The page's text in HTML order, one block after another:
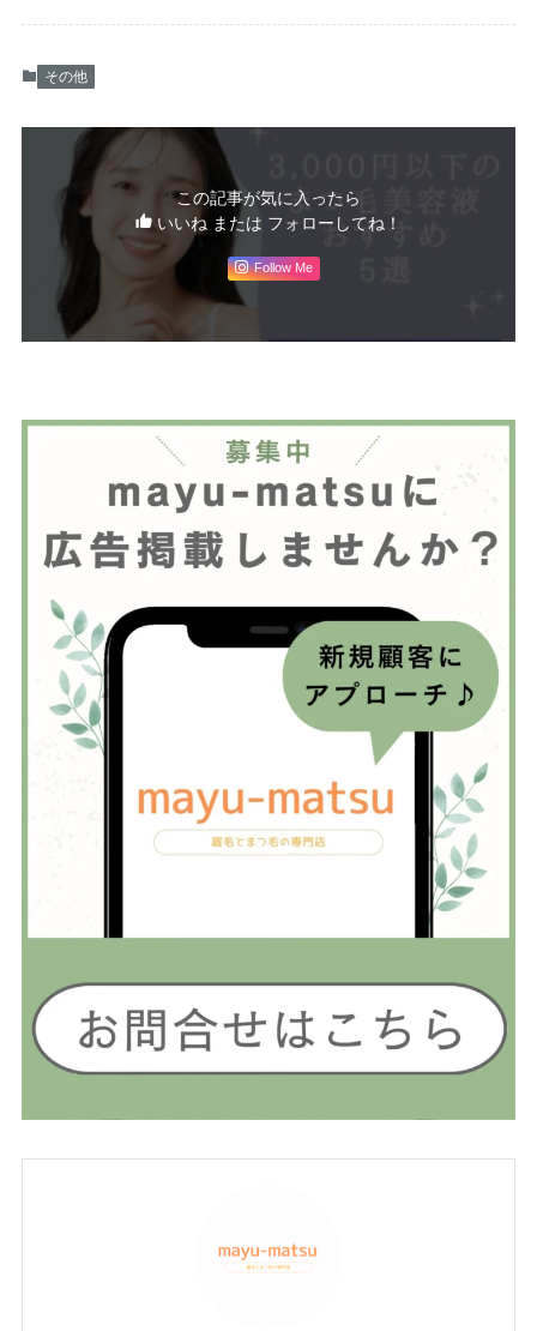
その他
この記事が気に入ったら
いいね または フォローしてね！
Follow Me